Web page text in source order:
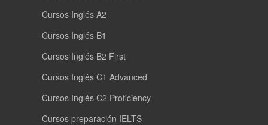
Cursos Inglés A2
Cursos Inglés B1
Cursos Inglés B2 First
Cursos Inglés C1 Advanced
Cursos Inglés C2 Proficiency
Cursos preparación IELTS